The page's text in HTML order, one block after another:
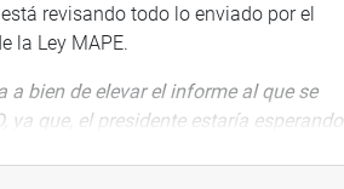
revisando todo lo enviado por el
la Ley MAPE.
a bien de elevar el informe al que se
ya que, el presidente estaría esperando